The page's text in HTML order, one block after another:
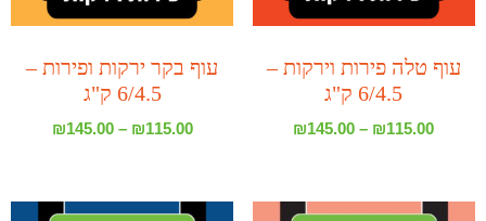
עוף טלה פירות וירקות –
6/4.5 ק"ג
₪115.00
–
₪145.00
עוף בקר ירקות ופירות –
6/4.5 ק"ג
₪115.00
–
₪145.00